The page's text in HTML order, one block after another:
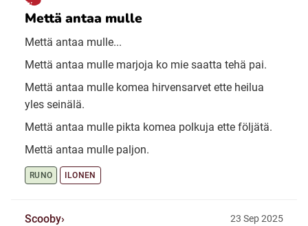
Mettä antaa mulle
Mettä antaa mulle...
Mettä antaa mulle marjoja ko mie saatta tehä pai.
Mettä antaa mulle komea hirvensarvet ette heilua
yles seinälä.
Mettä antaa mulle pikta komea polkuja ette följätä.
Mettä antaa mulle paljon.
RUNO ILONEN
Scooby 23 Sep 2025